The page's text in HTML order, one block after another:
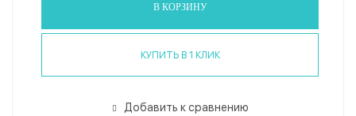
В КОРЗИНУ
КУПИТЬ В 1 КЛИК
Добавить к сравнению